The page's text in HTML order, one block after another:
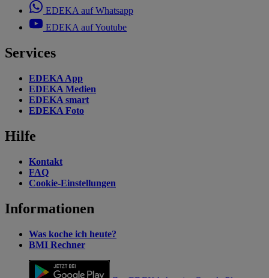
EDEKA auf Whatsapp
EDEKA auf Youtube
Services
EDEKA App
EDEKA Medien
EDEKA smart
EDEKA Foto
Hilfe
Kontakt
FAQ
Cookie-Einstellungen
Informationen
Was koche ich heute?
BMI Rechner